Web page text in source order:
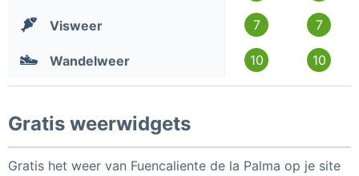
Visweer 7 7
Wandelweer 10 10
Gratis weerwidgets
Gratis het weer van Fuencaliente de la Palma op je site